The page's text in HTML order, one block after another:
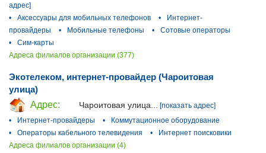
адрес]
•
Аксессуары для мобильных телефонов •
Интернет-
провайдеры
• Мобильные телефоны •
Сотовые операторы
•
Сим-карты
Адреса филиалов организации (377)
Экотелеком, интернет-провайдер (Чароитовая
улица)
Адрес:
Чароитовая улица...
[показать адрес]
•
Интернет-провайдеры •
Коммутационное оборудование
•
Операторы кабельного телевидения •
Интернет поисковики
Адреса филиалов организации (4)